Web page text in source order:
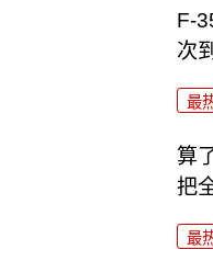
F-
次
最
算
把
最